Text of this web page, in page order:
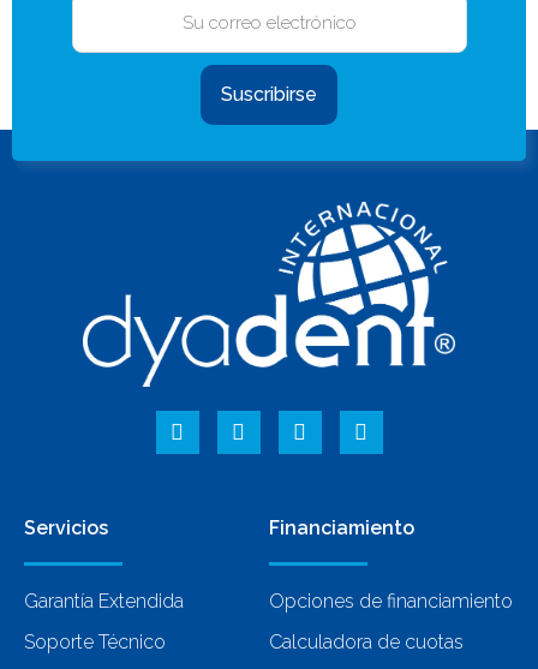
Suscribirse
Servicios
Garantía Extendida
Soporte Técnico
Financiamiento
Opciones de financiamiento
Calculadora de cuotas